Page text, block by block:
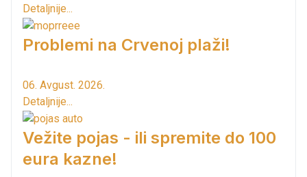
Detaljnije...
Problemi na Crvenoj plaži!
06. Avgust. 2026.
Detaljnije...
Vežite pojas - ili spremite do 100
eura kazne!